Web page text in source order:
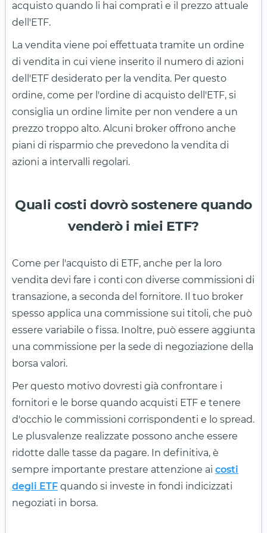
acquisto quando li hai comprati e il prezzo attuale
dell'ETF.
La vendita viene poi effettuata tramite un ordine
di vendita in cui viene inserito il numero di azioni
dell'ETF desiderato per la vendita. Per questo
ordine, come per l'ordine di acquisto dell'ETF, si
consiglia un ordine limite per non vendere a un
prezzo troppo alto. Alcuni broker offrono anche
piani di risparmio che prevedono la vendita di
azioni a intervalli regolari.
Quali costi dovrò sostenere quando
venderò i miei ETF?
Come per l'acquisto di ETF, anche per la loro
vendita devi fare i conti con diverse commissioni di
transazione, a seconda del fornitore. Il tuo broker
spesso applica una commissione sui titoli, che può
essere variabile o fissa. Inoltre, può essere aggiunta
una commissione per la sede di negoziazione della
borsa valori.
Per questo motivo dovresti già confrontare i
fornitori e le borse quando acquisti ETF e tenere
d'occhio le commissioni corrispondenti e lo spread.
Le plusvalenze realizzate possono anche essere
ridotte dalle tasse da pagare. In definitiva, è
sempre importante prestare attenzione ai costi
degli ETF quando si investe in fondi indicizzati
negoziati in borsa.